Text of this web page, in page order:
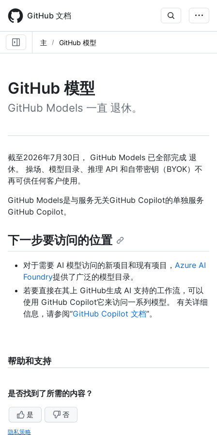
main
content
GitHub 文档
主 GitHub 模型
GitHub 模型
GitHub Models 一直 退休。
截至2026年7月30日， GitHub Models 已全部完成 退
休。 操场、模型目录、推理 API 和自带密钥（BYOK）不
再可供任何客户使用。
GitHub Models是与服务无关GitHub Copilot的单独服务
GitHub Copilot。
下一步要访问的位置
对于需要 AI 模型访问的新项目和现有项目， Azure AI
Foundry提供了广泛的模型目录。
若要直接在其上 GitHub生成 AI 支持的工作流，可以
使用 GitHub Copilot它来访问一系列模型。 有关详细
信息，请参阅“GitHub Copilot 文档”。
帮助和支持
是否找到了所需的内容？
是 否
隐私策略